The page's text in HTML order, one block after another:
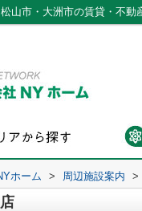
山市・大洲市の賃貸・不動
ホーム > 周辺施設案内 >